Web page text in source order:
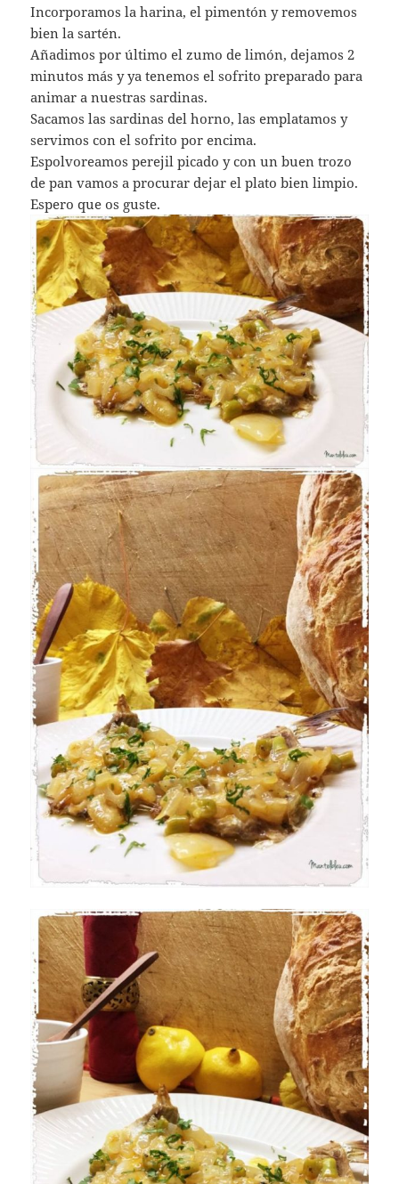
Incorporamos la harina, el pimentón y removemos
bien la sartén.
Añadimos por último el zumo de limón, dejamos 2
minutos más y ya tenemos el sofrito preparado para
animar a nuestras sardinas.
Sacamos las sardinas del horno, las emplatamos y
servimos con el sofrito por encima.
Espolvoreamos perejil picado y con un buen trozo
de pan vamos a procurar dejar el plato bien limpio.
Espero que os guste.